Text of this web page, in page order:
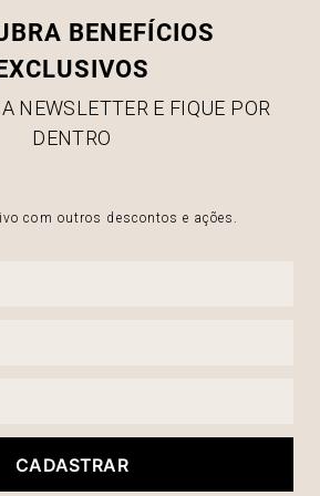
BENEFÍCIOS
NEWSLETTER E FIQUE POR
DENTRO
com outros descontos e ações.
CADASTRAR